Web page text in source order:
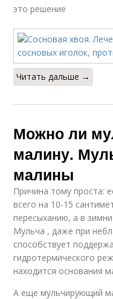
это решение
Читать дальше →
Можно ли
малину.
малины
Причина тому проста:
всего на 10-15
пересыханию, а в
Мульча , даже при
способствует
гидротермического
находится основания
А еще мульчирующий